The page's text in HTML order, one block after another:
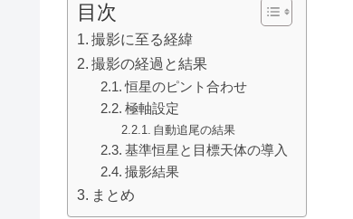
目次
撮影に至る経緯
撮影の経過と結果
恒星のピント合わせ
極軸設定
自動追尾の結果
基準恒星と目標天体の導入
撮影結果
まとめ